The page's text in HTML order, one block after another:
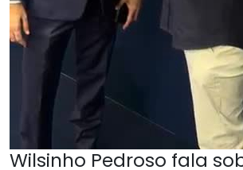
Wilsinho Pedroso fala